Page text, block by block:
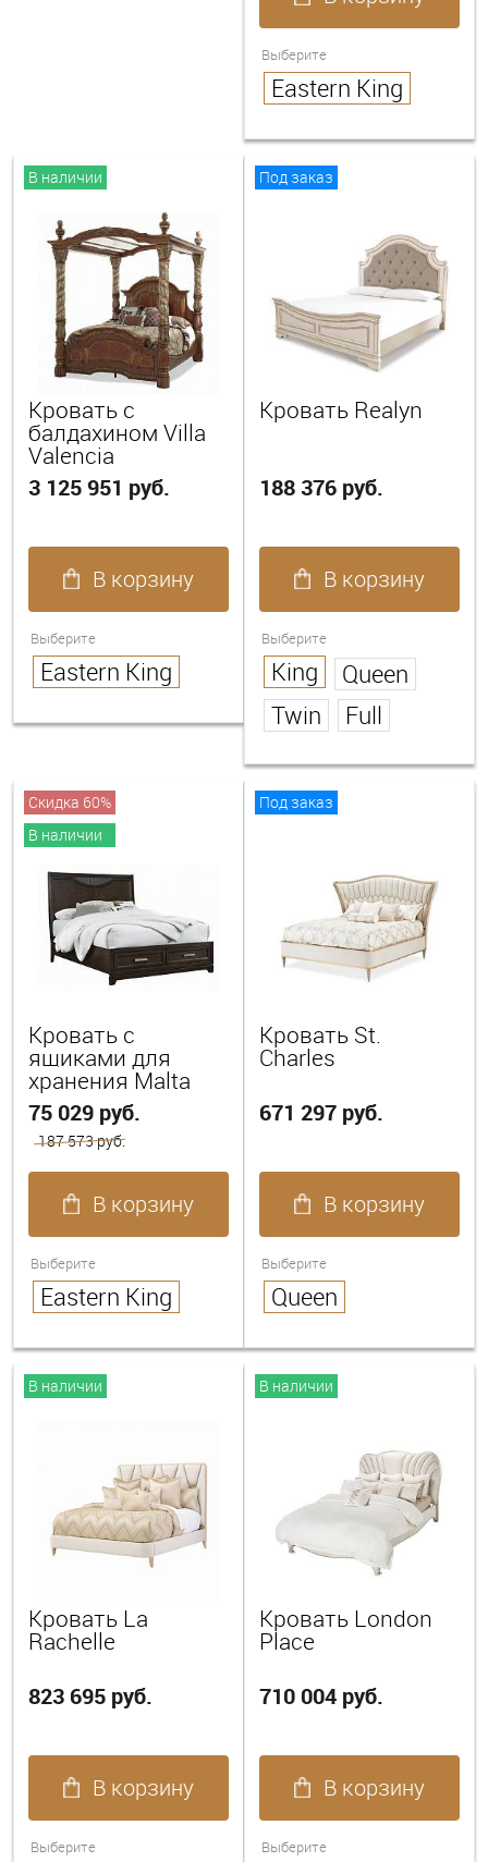
Выберите
Eastern King
В наличии
Кровать с
балдахином Villa
Valencia
3 125 951 руб.
В корзину
Выберите
Eastern King
Под заказ
Кровать Realyn
188 376 руб.
В корзину
Выберите
King
Queen
Twin
Full
Скидка 60%
В наличии
Кровать с
ящиками для
хранения Malta
75 029 руб.
187 573 руб.
В корзину
Выберите
Eastern King
Под заказ
Кровать St.
Charles
671 297 руб.
В корзину
Выберите
Queen
В наличии
Кровать La
Rachelle
823 695 руб.
В корзину
Выберите
В наличии
Кровать London
Place
710 004 руб.
В корзину
Выберите